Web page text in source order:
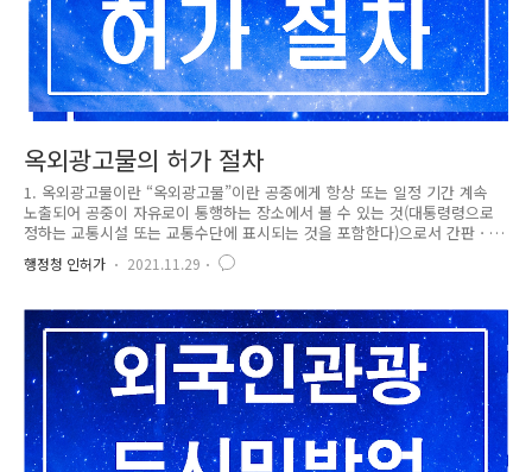
옥외광고물의 허가 절차
1. 옥외광고물이란 “옥외광고물”이란 공중에게 항상 또는 일정 기간 계속
노출되어 공중이 자유로이 통행하는 장소에서 볼 수 있는 것(대통령령으로
정하는 교통시설 또는 교통수단에 표시되는 것을 포함한다)으로서 간판ㆍ
디지털광고물(디지털 디스플레이를 이용하여 정보ㆍ광고를 제공하는 것으
로서 대통령령으로 정하는 것을 말한다)ㆍ입간판ㆍ현수막(懸垂幕)ㆍ벽보ㆍ
신고 ① 다음 각 호의 어느 하나에 해당하는 지역ㆍ장소 및 물건에 광고물
또는 게시시설(이하 “광고물등”이라 한다) 중 대통령령으로 정하는 광고물
등을 표시하거나 설치하려는 자는 특별자치시장ㆍ특별자치도지사ㆍ시장ㆍ
군수 또는 자치구의 구청장(이하 “시장등”이라 한다)에게 허가를 받거나 신
고하여..
행정청 인허가 2021.11.29